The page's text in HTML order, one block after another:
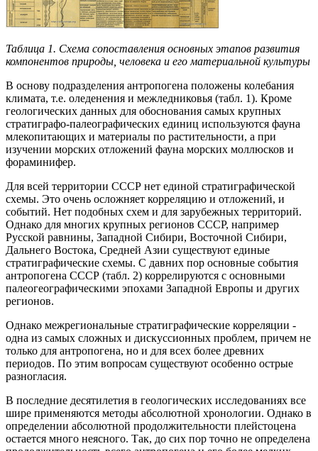
Таблица 1. Схема сопоставления основных этапов развития
компонентов природы, человека и его материальной культуры
В основу подразделения антропогена положены колебания
климата, т.е. оледенения и межледниковья (табл. 1). Кроме
геологических данных для обоснования самых крупных
стратиграфо-палеографических единиц используются фауна
млекопитающих и материалы по растительности, а при
изучении морских отложений фауна морских моллюсков и
фораминифер.
Для всей территории СССР нет единой стратиграфической
схемы. Это очень осложняет корреляцию и отложений, и
событий. Нет подобных схем и для зарубежных территорий.
Однако для многих крупных регионов СССР, например
Русской равнины, Западной Сибири, Восточной Сибири,
Дальнего Востока, Средней Азии существуют единые
стратиграфические схемы. С давних пор основные события
антропогена СССР (табл. 2) коррелируются с основными
палеогеографическими эпохами Западной Европы и других
регионов.
Однако межрегиональные стратиграфические корреляции -
одна из самых сложных и дискуссионных проблем, причем не
только для антропогена, но и для всех более древних
периодов. По этим вопросам существуют особенно острые
разногласия.
В последние десятилетия в геологических исследованиях все
шире применяются методы абсолютной хронологии. Однако в
определении абсолютной продолжительности плейстоцена
остается много неясного. Так, до сих пор точно не определена